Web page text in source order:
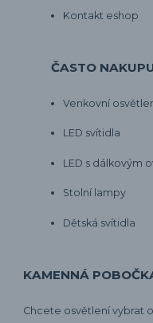
Kontakt eshop
ČASTO
Venkovní
LED svítidla
LED s dálkovým
Stolní lampy
Dětská svítidla
KAMENNÁ
Chcete osvětlení vybrat